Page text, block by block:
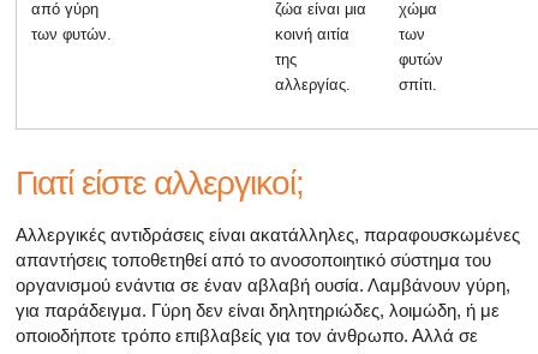
από γύρη
των φυτών.
ζώα είναι μια
κοινή αιτία
της
αλλεργίας.
χώμα
των
φυτών
σπίτι.
Γιατί είστε αλλεργικοί;
Αλλεργικές αντιδράσεις είναι ακατάλληλες, παραφουσκωμένες
απαντήσεις τοποθετηθεί από το ανοσοποιητικό σύστημα του
οργανισμού ενάντια σε έναν αβλαβή ουσία. Λαμβάνουν γύρη,
για παράδειγμα. Γύρη δεν είναι δηλητηριώδες, λοιμώδη, ή με
οποιοδήποτε τρόπο επιβλαβείς για τον άνθρωπο. Αλλά σε